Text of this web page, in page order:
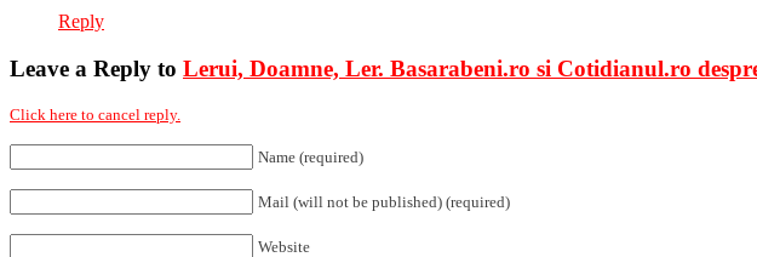
Reply
Leave a Reply to Lerui, Doamne, Ler. Basarabeni.ro si Cotidianul.ro
Click here to cancel reply.
Name (required)
Mail (will not be published) (required)
Website